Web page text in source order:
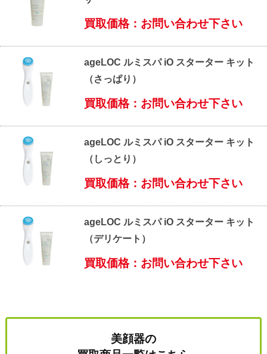
買取価格：お問い合わせ下さい
ageLOC ルミスパ iO スターター キット
（さっぱり）
買取価格：お問い合わせ下さい
ageLOC ルミスパ iO スターター キット
（しっとり）
買取価格：お問い合わせ下さい
ageLOC ルミスパ iO スターター キット
（デリケート）
買取価格：お問い合わせ下さい
美顔器の